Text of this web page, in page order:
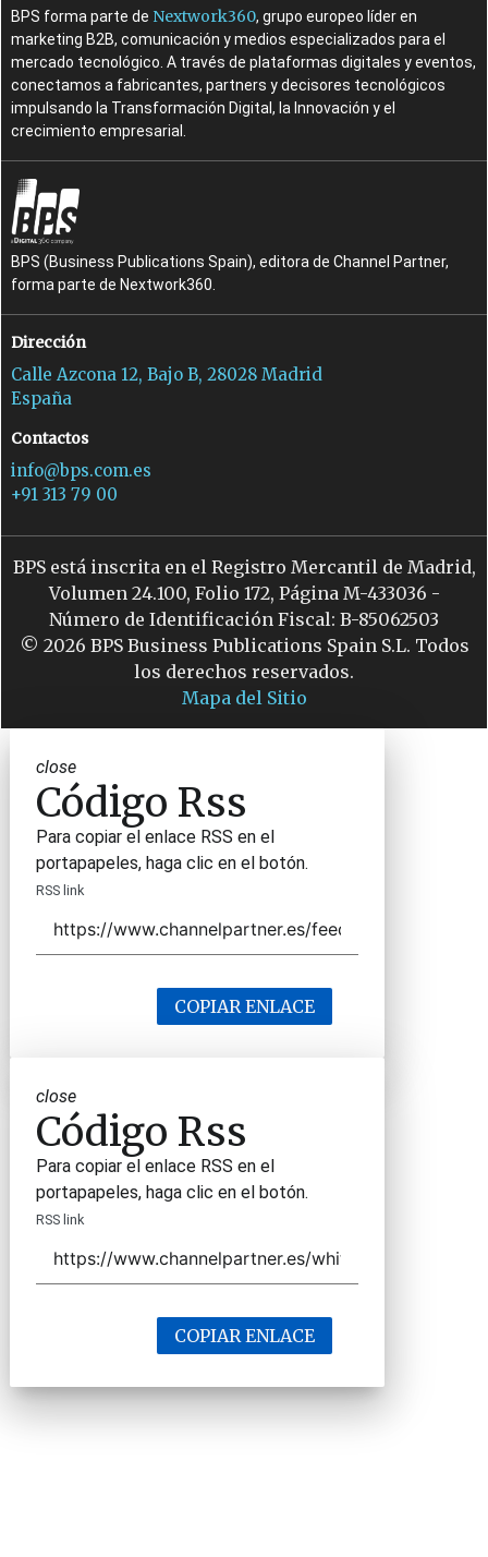
BPS forma parte de Nextwork360, grupo europeo líder en
marketing B2B, comunicación y medios especializados para el
mercado tecnológico. A través de plataformas digitales y eventos,
conectamos a fabricantes, partners y decisores tecnológicos
impulsando la Transformación Digital, la Innovación y el
crecimiento empresarial.
BPS (Business Publications Spain), editora de Channel Partner,
forma parte de Nextwork360.
Dirección
Calle Azcona 12, Bajo B, 28028 Madrid
España
Contactos
info@bps.com.es
+91 313 79 00
BPS está inscrita en el Registro Mercantil de Madrid,
Volumen 24.100, Folio 172, Página M-433036 -
Número de Identificación Fiscal: B-85062503
© 2026 BPS Business Publications Spain S.L. Todos
los derechos reservados.
Mapa del Sitio
close
Código Rss
Para copiar el enlace RSS en el
portapapeles, haga clic en el botón.
RSS link
COPIAR ENLACE
close
Código Rss
Para copiar el enlace RSS en el
portapapeles, haga clic en el botón.
RSS link
COPIAR ENLACE